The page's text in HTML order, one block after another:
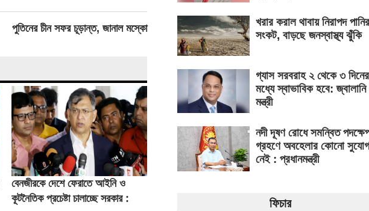
পুতিনের চীন সফর চূড়ান্ত, জানাল মস্কো
বেনজীরকে দেশে ফেরাতে আইনি ও
কূটনৈতিক প্রচেষ্টা চালাচ্ছে সরকার :
খরার করাল থাবায় নিরাপদ পানির
সংকট, বাড়ছে জনস্বাস্থ্য ঝুঁকি
গ্যাস সরবরাহ ২ থেকে ৩ দিনের
মধ্যে স্বাভাবিক হবে: জ্বালানি
মন্ত্রী
নদী দূষণ রোধে সমন্বিত
গ্রহণে অবহেলার কোনো সুযোগ
নেই : প্রধানমন্ত্রী
ফিচার